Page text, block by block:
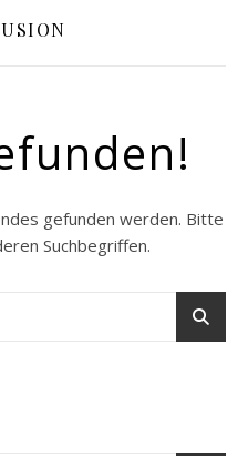
gefunden werden. Bitte
Suchbegriffen.